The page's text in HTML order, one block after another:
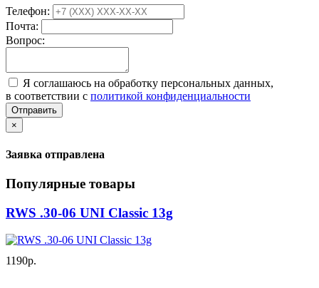
Телефон:
Почта:
Вопрос:
Я соглашаюсь на обработку персональных данных,
в соответствии с политикой конфиденциальности
Отправить
×
Заявка отправлена
Популярные товары
RWS .30-06 UNI Classic 13g
1190р.